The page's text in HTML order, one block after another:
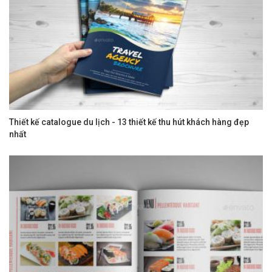
Thiết kế catalogue du lịch - 13 thiết kế thu hút khách hàng đẹp
nhất